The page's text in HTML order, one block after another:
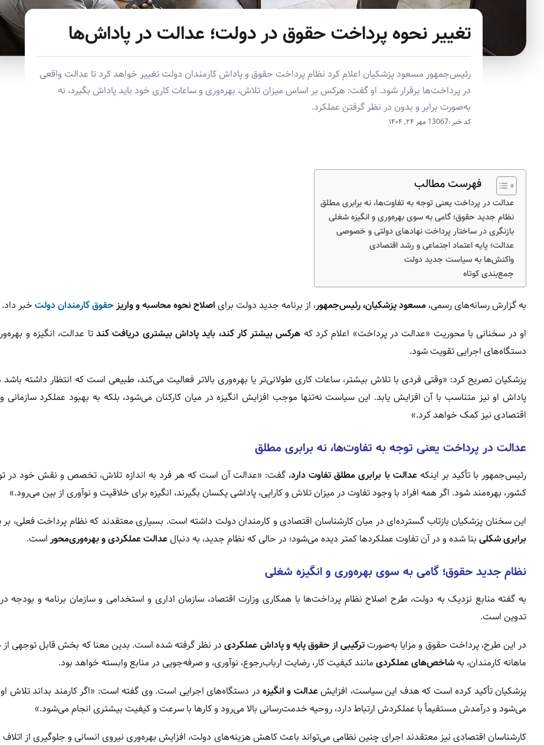
تغییر نحوه پرداخت حقوق در دولت؛ عدالت در پاداش‌ها
رئیس‌جمهور مسعود پزشکیان اعلام کرد نظام پرداخت حقوق و پاداش کارمندان دولت تغییر خواهد کرد تا عدالت واقعی
در پرداخت‌ها برقرار شود. او گفت: هرکس بر اساس میزان تلاش، بهره‌وری و ساعات کاری خود باید پاداش بگیرد، نه
به‌صورت برابر و بدون در نظر گرفتن عملکرد.
کد خبر :13067 مهر ۲۴, ۱۴۰۴
فهرست مطالب
عدالت در پرداخت یعنی توجه به تفاوت‌ها، نه برابری مطلق
نظام جدید حقوق؛ گامی به سوی بهره‌وری و انگیزه شغلی
بازنگری در ساختار پرداخت نهادهای دولتی و خصوصی
عدالت؛ پایه اعتماد اجتماعی و رشد اقتصادی
واکنش‌ها به سیاست جدید دولت
جمع‌بندی کوتاه
به گزارش رسانه‌های رسمی، مسعود پزشکیان، رئیس‌جمهور، از برنامه جدید دولت برای اصلاح نحوه محاسبه و واریز حقوق کارمندان دولت خبر داد.
او در سخنانی با محوریت «عدالت در پرداخت» اعلام کرد که هرکس بیشتر کار کند، باید پاداش بیشتری دریافت کند تا عدالت، انگیزه و
دستگاه‌های اجرایی تقویت شود.
پزشکیان تصریح کرد: «وقتی فردی با تلاش بیشتر، ساعات کاری طولانی‌تر یا بهره‌وری بالاتر فعالیت می‌کند، طبیعی است که انتظار داشته باشد
پاداش او نیز متناسب با آن افزایش یابد. این سیاست نه‌تنها موجب افزایش انگیزه در میان کارکنان می‌شود، بلکه به بهبود عملکرد سازمانی
اقتصادی نیز کمک خواهد کرد.»
عدالت در پرداخت یعنی توجه به تفاوت‌ها، نه برابری مطلق
رئیس‌جمهور با تأکید بر اینکهعدالت با برابری مطلق تفاوت دارد، گفت: «عدالت آن است که هر فرد به اندازه تلاش، تخصص و نقش خود در
کشور، بهره‌مند شود. اگر همه افراد با وجود تفاوت در میزان تلاش و کارایی، پاداشی یکسان بگیرند، انگیزه برای خلاقیت و نوآوری از بین می‌رود.»
این سخنان پزشکیان بازتاب گسترده‌ای در میان کارشناسان اقتصادی و کارمندان دولت داشته است. بسیاری معتقدند که نظام پرداخت فعلی، بر
برابری شکلی بنا شده و در آن تفاوت عملکردها کمتر دیده می‌شود؛ در حالی که نظام جدید، به دنبالعدالت عملکردی و بهره‌وری‌محور است.
نظام جدید حقوق؛ گامی به سوی بهره‌وری و انگیزه شغلی
به گفته منابع نزدیک به دولت، طرح اصلاح نظام پرداخت‌ها با همکاری وزارت اقتصاد، سازمان اداری و استخدامی و سازمان برنامه و بودجه
تدوین است.
در این طرح، پرداخت حقوق و مزایا به‌صورتترکیبی از حقوق پایه و پاداش عملکردیدر نظر گرفته شده است. بدین معنا که بخش قابل توجهی از
ماهانه کارمندان، بهشاخص‌های عملکردی مانند کیفیت کار، رضایت ارباب‌رجوع، نوآوری، و صرفه‌جویی در منابع وابسته خواهد بود.
پزشکیان تأکید کرده است که هدف این سیاست، افزایشعدالت و انگیزه در دستگاه‌های اجرایی است. وی گفته است: «اگر کارمند بداند تلاش
می‌شود و درآمدش مستقیماً با عملکردش ارتباط دارد، روحیه خدمت‌رسانی بالا می‌رود و کارها با سرعت و کیفیت بیشتری انجام می‌شود.»
کارشناسان اقتصادی نیز معتقدند اجرای چنین نظامی می‌تواند باعث کاهش هزینه‌های دولت، افزایش بهره‌وری نیروی انسانی و جلوگیری از اتلاف